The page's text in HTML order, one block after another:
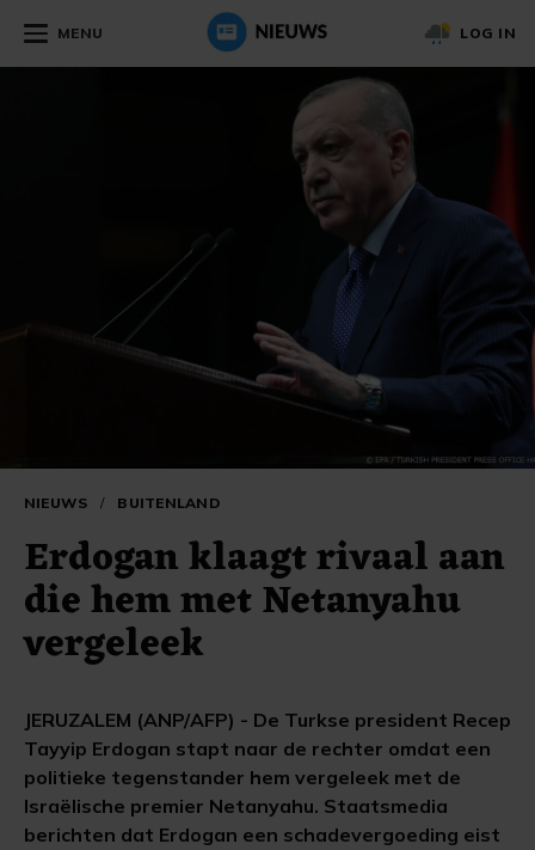
MENU LOG IN
NIEUWS / BUITENLAND
Erdogan klaagt rivaal aan
die hem met Netanyahu
vergeleek
JERUZALEM (ANP/AFP) - De Turkse president Recep
Tayyip Erdogan stapt naar de rechter omdat een
politieke tegenstander hem vergeleek met de
Israëlische premier Netanyahu. Staatsmedia
berichten dat Erdogan een schadevergoeding eist